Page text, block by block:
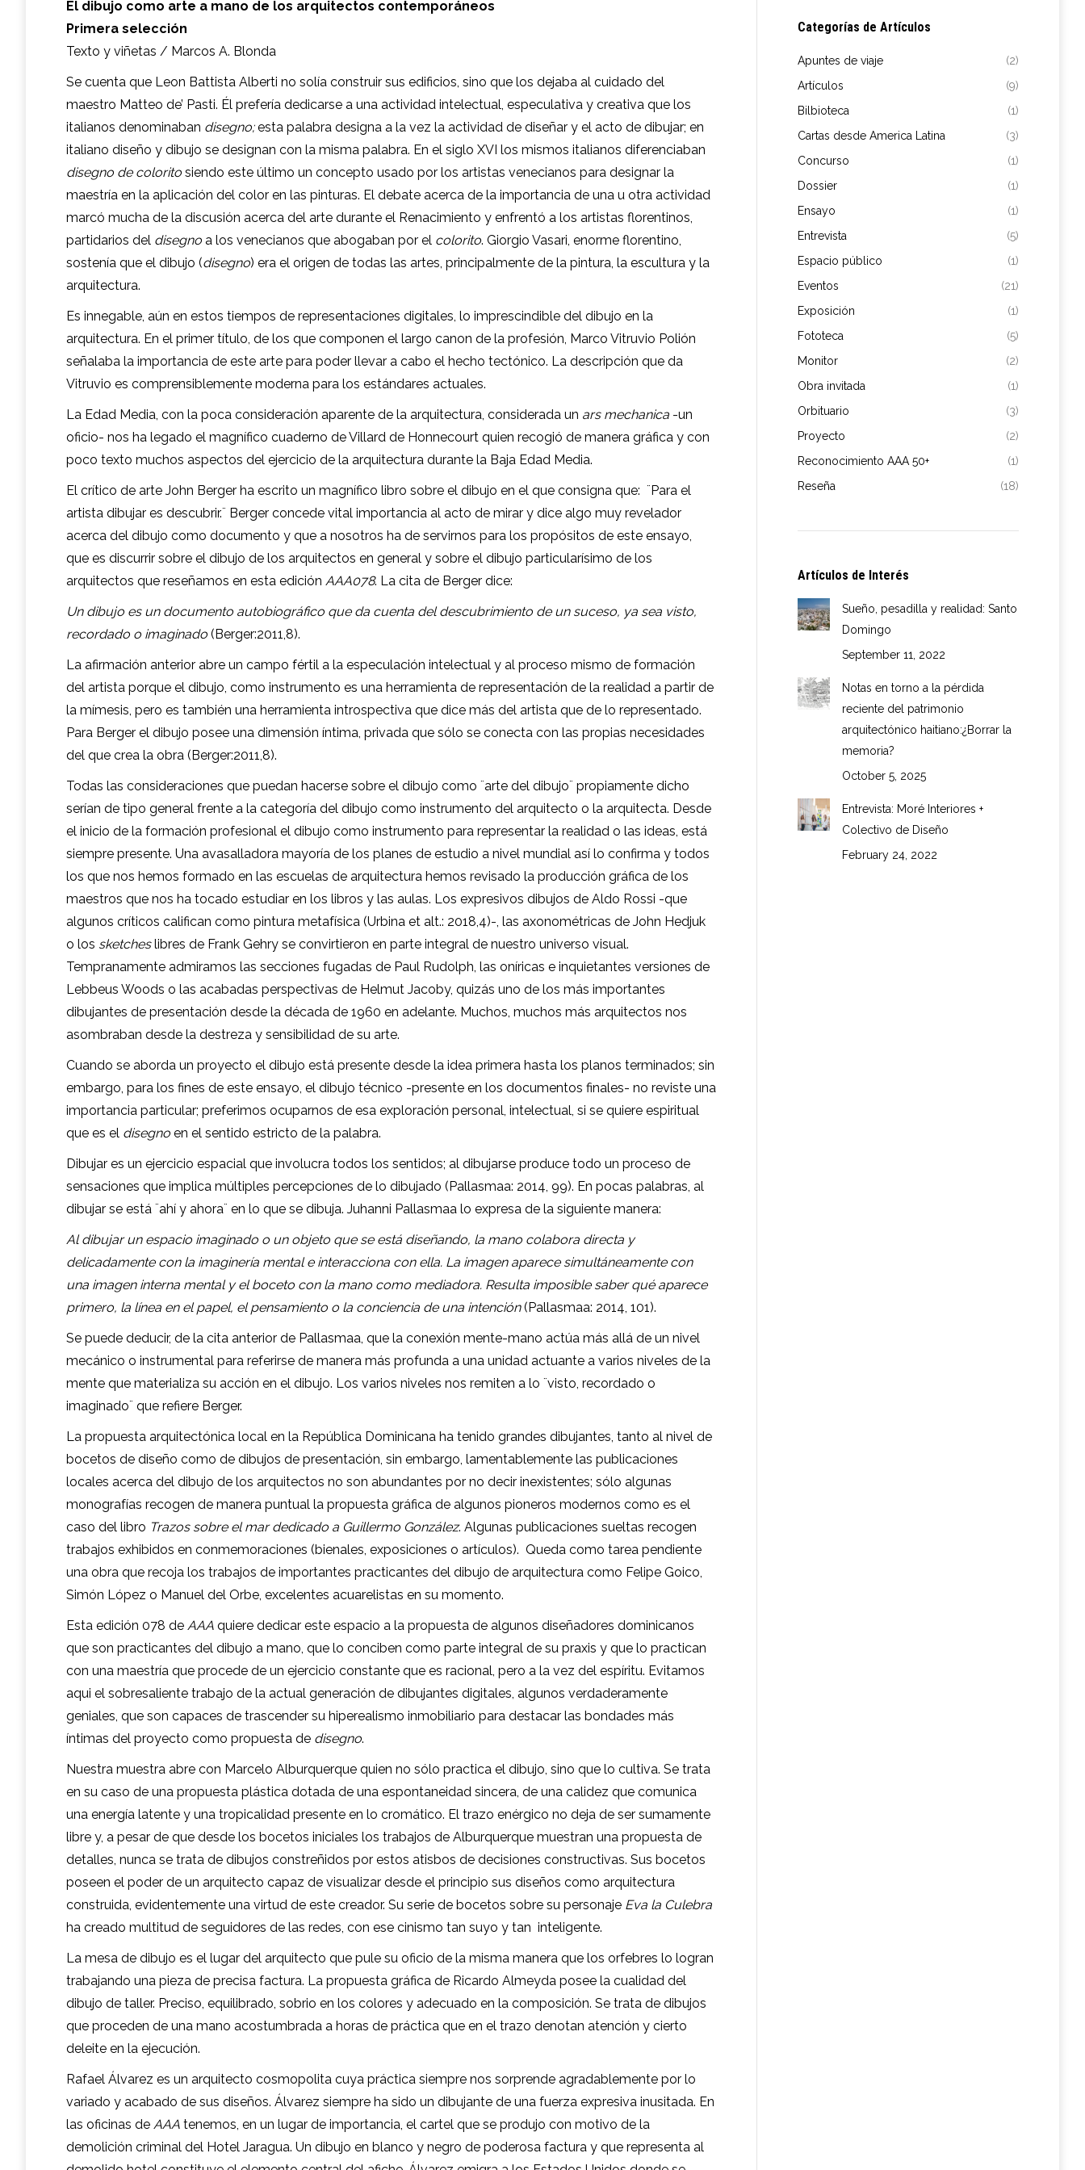
El dibujo como arte a mano de los arquitectos contemporáneos
Primera selección
Texto y viñetas / Marcos A. Blonda
Se cuenta que Leon Battista Alberti no solía construir sus edificios, sino que los dejaba al cuidado del
maestro Matteo de’ Pasti. Él prefería dedicarse a una actividad intelectual, especulativa y creativa que los
italianos denominaban disegno;esta palabra designa a la vez la actividad de diseñar y el acto de dibujar; en
italiano diseño y dibujo se designan con la misma palabra. En el siglo XVI los mismos italianos diferenciaban
disegno de colorito siendo este último un concepto usado por los artistas venecianos para designar la
maestría en la aplicación del color en las pinturas. El debate acerca de la importancia de una u otra actividad
marcó mucha de la discusión acerca del arte durante el Renacimiento y enfrentó a los artistas florentinos,
partidarios del disegno a los venecianos que abogaban por el colorito. Giorgio Vasari, enorme florentino,
sostenía que el dibujo (disegno) era el origen de todas las artes, principalmente de la pintura, la escultura y la
arquitectura.
Es innegable, aún en estos tiempos de representaciones digitales, lo imprescindible del dibujo en la
arquitectura. En el primer título, de los que componen el largo canon de la profesión, Marco Vitruvio Polión
señalaba la importancia de este arte para poder llevar a cabo el hecho tectónico. La descripción que da
Vitruvio es comprensiblemente moderna para los estándares actuales.
La Edad Media, con la poca consideración aparente de la arquitectura, considerada un ars mechanica -un
oficio- nos ha legado el magnífico cuaderno de Villard de Honnecourt quien recogió de manera gráfica y con
poco texto muchos aspectos del ejercicio de la arquitectura durante la Baja Edad Media.
El crítico de arte John Berger ha escrito un magnífico libro sobre el dibujo en el que consigna que: ¨Para el
artista dibujar es descubrir.¨ Berger concede vital importancia al acto de mirar y dice algo muy revelador
acerca del dibujo como documento y que a nosotros ha de servirnos para los propósitos de este ensayo,
que es discurrir sobre el dibujo de los arquitectos en general y sobre el dibujo particularísimo de los
arquitectos que reseñamos en esta edición AAA078. La cita de Berger dice:
Un dibujo es un documento autobiográfico que da cuenta del descubrimiento de un suceso, ya sea visto,
recordado o imaginado (Berger:2011,8).
La afirmación anterior abre un campo fértil a la especulación intelectual y al proceso mismo de formación
del artista porque el dibujo, como instrumento es una herramienta de representación de la realidad a partir de
la mímesis, pero es también una herramienta introspectiva que dice más del artista que de lo representado.
Para Berger el dibujo posee una dimensión íntima, privada que sólo se conecta con las propias necesidades
del que crea la obra (Berger:2011,8).
Todas las consideraciones que puedan hacerse sobre el dibujo como ¨arte del dibujo¨ propiamente dicho
serían de tipo general frente a la categoría del dibujo como instrumento del arquitecto o la arquitecta. Desde
el inicio de la formación profesional el dibujo como instrumento para representar la realidad o las ideas, está
siempre presente. Una avasalladora mayoría de los planes de estudio a nivel mundial así lo confirma y todos
los que nos hemos formado en las escuelas de arquitectura hemos revisado la producción gráfica de los
maestros que nos ha tocado estudiar en los libros y las aulas. Los expresivos dibujos de Aldo Rossi -que
algunos críticos califican como pintura metafísica (Urbina et alt.: 2018,4)-, las axonométricas de John Hedjuk
o los sketcheslibres de Frank Gehry se convirtieron en parte integral de nuestro universo visual.
Tempranamente admiramos las secciones fugadas de Paul Rudolph, las oníricas e inquietantes versiones de
Lebbeus Woods o las acabadas perspectivas de Helmut Jacoby, quizás uno de los más importantes
dibujantes de presentación desde la década de 1960 en adelante. Muchos, muchos más arquitectos nos
asombraban desde la destreza y sensibilidad de su arte.
Cuando se aborda un proyecto el dibujo está presente desde la idea primera hasta los planos terminados; sin
embargo, para los fines de este ensayo, el dibujo técnico -presente en los documentos finales- no reviste una
importancia particular; preferimos ocuparnos de esa exploración personal, intelectual, si se quiere espiritual
que es el disegno en el sentido estricto de la palabra.
Dibujar es un ejercicio espacial que involucra todos los sentidos; al dibujarse produce todo un proceso de
sensaciones que implica múltiples percepciones de lo dibujado (Pallasmaa: 2014, 99). En pocas palabras, al
dibujar se está ¨ahí y ahora¨ en lo que se dibuja. Juhanni Pallasmaa lo expresa de la siguiente manera:
Al dibujar un espacio imaginado o un objeto que se está diseñando, la mano colabora directa y
delicadamente con la imaginería mental e interacciona con ella. La imagen aparece simultáneamente con
una imagen interna mental y el boceto con la mano como mediadora. Resulta imposible saber qué aparece
primero, la línea en el papel, el pensamiento o la conciencia de una intención(Pallasmaa: 2014, 101).
Se puede deducir, de la cita anterior de Pallasmaa, que la conexión mente-mano actúa más allá de un nivel
mecánico o instrumental para referirse de manera más profunda a una unidad actuante a varios niveles de la
mente que materializa su acción en el dibujo. Los varios niveles nos remiten a lo ¨visto, recordado o
imaginado¨ que refiere Berger.
La propuesta arquitectónica local en la República Dominicana ha tenido grandes dibujantes, tanto al nivel de
bocetos de diseño como de dibujos de presentación, sin embargo, lamentablemente las publicaciones
locales acerca del dibujo de los arquitectos no son abundantes por no decir inexistentes; sólo algunas
monografías recogen de manera puntual la propuesta gráfica de algunos pioneros modernos como es el
caso del libro Trazos sobre el mar dedicado a Guillermo González. Algunas publicaciones sueltas recogen
trabajos exhibidos en conmemoraciones (bienales, exposiciones o artículos). Queda como tarea pendiente
una obra que recoja los trabajos de importantes practicantes del dibujo de arquitectura como Felipe Goico,
Simón López o Manuel del Orbe, excelentes acuarelistas en su momento.
Esta edición 078 de AAA quiere dedicar este espacio a la propuesta de algunos diseñadores dominicanos
que son practicantes del dibujo a mano, que lo conciben como parte integral de su praxis y que lo practican
con una maestría que procede de un ejercicio constante que es racional, pero a la vez del espíritu. Evitamos
aqui el sobresaliente trabajo de la actual generación de dibujantes digitales, algunos verdaderamente
geniales, que son capaces de trascender su hiperealismo inmobiliario para destacar las bondades más
íntimas del proyecto como propuesta de disegno.
Nuestra muestra abre con Marcelo Alburquerque quien no sólo practica el dibujo, sino que lo cultiva. Se trata
en su caso de una propuesta plástica dotada de una espontaneidad sincera, de una calidez que comunica
una energía latente y una tropicalidad presente en lo cromático. El trazo enérgico no deja de ser sumamente
libre y, a pesar de que desde los bocetos iniciales los trabajos de Alburquerque muestran una propuesta de
detalles, nunca se trata de dibujos constreñidos por estos atisbos de decisiones constructivas. Sus bocetos
poseen el poder de un arquitecto capaz de visualizar desde el principio sus diseños como arquitectura
construida, evidentemente una virtud de este creador. Su serie de bocetos sobre su personaje Eva la Culebra
ha creado multitud de seguidores de las redes, con ese cinismo tan suyo y tan inteligente.
La mesa de dibujo es el lugar del arquitecto que pule su oficio de la misma manera que los orfebres lo logran
trabajando una pieza de precisa factura. La propuesta gráfica de Ricardo Almeyda posee la cualidad del
dibujo de taller. Preciso, equilibrado, sobrio en los colores y adecuado en la composición. Se trata de dibujos
que proceden de una mano acostumbrada a horas de práctica que en el trazo denotan atención y cierto
deleite en la ejecución.
Rafael Álvarez es un arquitecto cosmopolita cuya práctica siempre nos sorprende agradablemente por lo
variado y acabado de sus diseños. Álvarez siempre ha sido un dibujante de una fuerza expresiva inusitada. En
las oficinas de AAA tenemos, en un lugar de importancia, el cartel que se produjo con motivo de la
demolición criminal del Hotel Jaragua. Un dibujo en blanco y negro de poderosa factura y que representa al
Categorías de Artículos
Apuntes de viaje
(2)
Artículos
(9)
Bilbioteca
(1)
Cartas desde America Latina
(3)
Concurso
(1)
Dossier
(1)
Ensayo
(1)
Entrevista
(5)
Espacio público
(1)
Eventos
(21)
Exposición
(1)
Fototeca
(5)
Monitor
(2)
Obra invitada
(1)
Orbituario
(3)
Proyecto
(2)
Reconocimiento AAA 50+
(1)
Reseña
(18)
Artículos de Interés
Sueño, pesadilla y realidad: Santo
Domingo
September 11, 2022
Notas en torno a la pérdida
reciente del patrimonio
arquitectónico haitiano:¿Borrar la
memoria?
October 5, 2025
Entrevista: Moré Interiores +
Colectivo de Diseño
February 24, 2022